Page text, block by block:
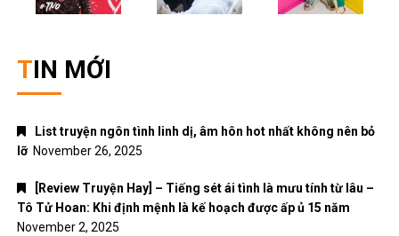
TIN MỚI
List truyện ngôn tình linh dị, âm hôn hot nhất không nên bỏ
lỡ November 26, 2025
[Review Truyện Hay] – Tiếng sét ái tình là mưu tính từ lâu –
Tô Tử Hoan: Khi định mệnh là kế hoạch được ấp ủ 15 năm
November 2, 2025